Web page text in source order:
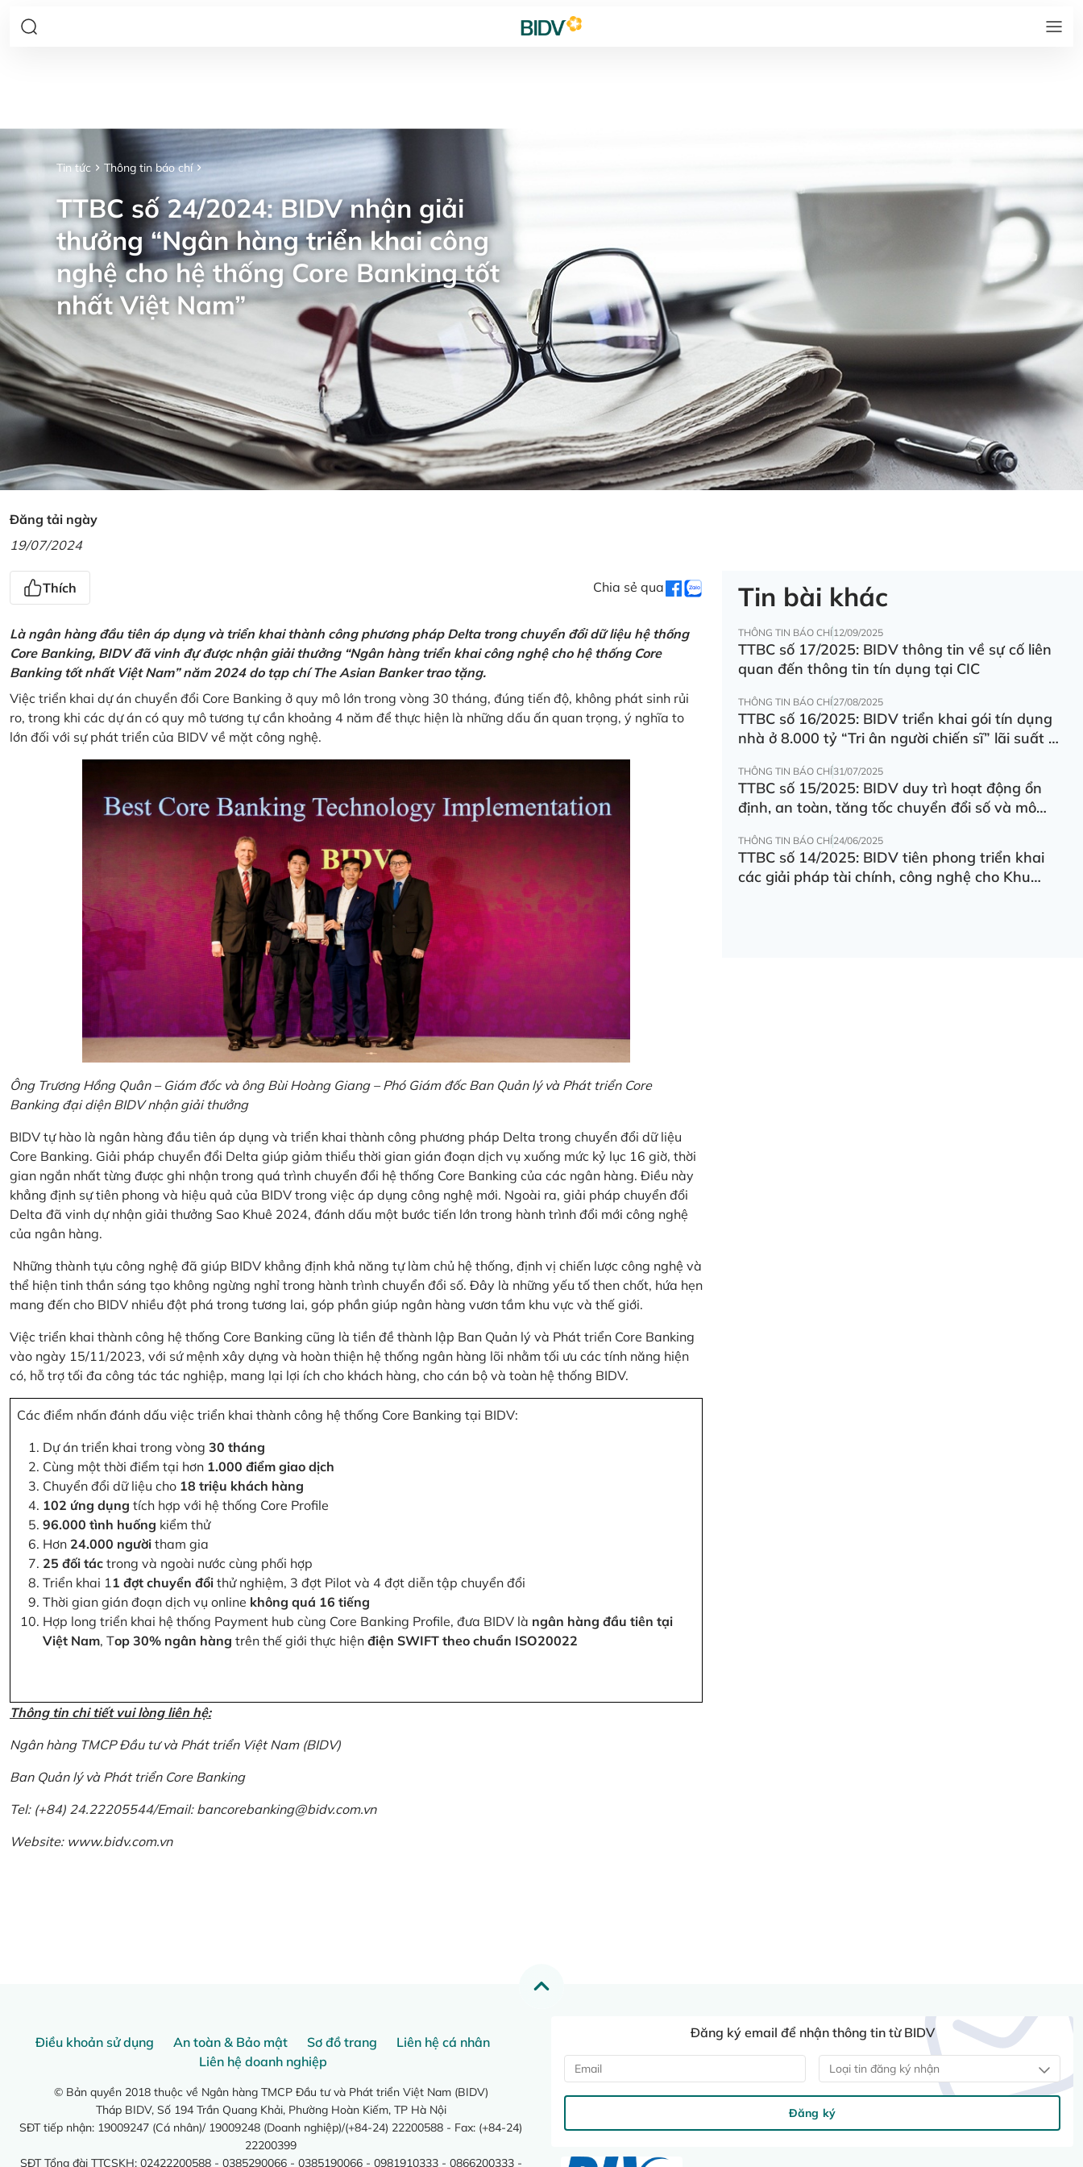
Tin tức Thông tin báo chí
TTBC số 24/2024: BIDV nhận giải
thưởng “Ngân hàng triển khai công
nghệ cho hệ thống Core Banking tốt
nhất Việt Nam”
Đăng tải ngày
19/07/2024
Thích Chia sẻ qua
Là ngân hàng đầu tiên áp dụng và triển khai thành công phương pháp Delta trong chuyển đổi dữ liệu hệ thống
Core Banking, BIDV đã vinh đự được nhận giải thưởng “Ngân hàng triển khai công nghệ cho hệ thống Core
Banking tốt nhất Việt Nam” năm 2024 do tạp chí The Asian Banker trao tặng.
Việc triển khai dự án chuyển đổi Core Banking ở quy mô lớn trong vòng 30 tháng, đúng tiến độ, không phát sinh rủi
ro, trong khi các dự án có quy mô tương tự cần khoảng 4 năm để thực hiện là những dấu ấn quan trọng, ý nghĩa to
lớn đối với sự phát triển của BIDV về mặt công nghệ.
Ông Trương Hồng Quân – Giám đốc và ông Bùi Hoàng Giang – Phó Giám đốc Ban Quản lý và Phát triển Core
Banking đại diện BIDV nhận giải thưởng
BIDV tự hào là ngân hàng đầu tiên áp dụng và triển khai thành công phương pháp Delta trong chuyển đổi dữ liệu
Core Banking. Giải pháp chuyển đổi Delta giúp giảm thiểu thời gian gián đoạn dịch vụ xuống mức kỷ lục 16 giờ, thời
gian ngắn nhất từng được ghi nhận trong quá trình chuyển đổi hệ thống Core Banking của các ngân hàng. Điều này
khẳng định sự tiên phong và hiệu quả của BIDV trong việc áp dụng công nghệ mới. Ngoài ra, giải pháp chuyển đổi
Delta đã vinh dự nhận giải thưởng Sao Khuê 2024, đánh dấu một bước tiến lớn trong hành trình đổi mới công nghệ
của ngân hàng.
Những thành tựu công nghệ đã giúp BIDV khẳng định khả năng tự làm chủ hệ thống, định vị chiến lược công nghệ và
thể hiện tinh thần sáng tạo không ngừng nghỉ trong hành trình chuyển đổi số. Đây là những yếu tố then chốt, hứa hẹn
mang đến cho BIDV nhiều đột phá trong tương lai, góp phần giúp ngân hàng vươn tầm khu vực và thế giới.
Việc triển khai thành công hệ thống Core Banking cũng là tiền đề thành lập Ban Quản lý và Phát triển Core Banking
vào ngày 15/11/2023, với sứ mệnh xây dựng và hoàn thiện hệ thống ngân hàng lõi nhằm tối ưu các tính năng hiện
có, hỗ trợ tối đa công tác tác nghiệp, mang lại lợi ích cho khách hàng, cho cán bộ và toàn hệ thống BIDV.
Các điểm nhấn đánh dấu việc triển khai thành công hệ thống Core Banking tại BIDV:
Dự án triển khai trong vòng 30 tháng
Cùng một thời điểm tại hơn 1.000 điểm giao dịch
Chuyển đổi dữ liệu cho 18 triệu khách hàng
102 ứng dụng tích hợp với hệ thống Core Profile
96.000 tình huống kiểm thử
Hơn 24.000 người tham gia
25 đối tác trong và ngoài nước cùng phối hợp
Triển khai 11 đợt chuyển đổi thử nghiệm, 3 đợt Pilot và 4 đợt diễn tập chuyển đổi
Thời gian gián đoạn dịch vụ online không quá 16 tiếng
Hợp long triển khai hệ thống Payment hub cùng Core Banking Profile, đưa BIDV là ngân hàng đầu tiên tại
Việt Nam, Top 30% ngân hàng trên thế giới thực hiện điện SWIFT theo chuẩn ISO20022
Thông tin chi tiết vui lòng liên hệ:
Ngân hàng TMCP Đầu tư và Phát triển Việt Nam (BIDV)
Ban Quản lý và Phát triển Core Banking
Tel: (+84) 24.22205544/Email: bancorebanking@bidv.com.vn
Website: www.bidv.com.vn
Tin bài khác
THÔNG TIN BÁO CHÍ12/09/2025
TTBC số 17/2025: BIDV thông tin về sự cố liên
quan đến thông tin tín dụng tại CIC
THÔNG TIN BÁO CHÍ27/08/2025
TTBC số 16/2025: BIDV triển khai gói tín dụng
nhà ở 8.000 tỷ “Tri ân người chiến sĩ” lãi suất ưu
THÔNG TIN BÁO CHÍ31/07/2025
TTBC số 15/2025: BIDV duy trì hoạt động ổn
định, an toàn, tăng tốc chuyển đổi số và mô
THÔNG TIN BÁO CHÍ24/06/2025
TTBC số 14/2025: BIDV tiên phong triển khai
các giải pháp tài chính, công nghệ cho Khu
Điều khoản sử dụng An toàn & Bảo mật Sơ đồ trang
Liên hệ cá nhân
Liên hệ doanh nghiệp
© Bản quyền 2018 thuộc về Ngân hàng TMCP Đầu tư và Phát triển Việt Nam (BIDV)
Tháp BIDV, Số 194 Trần Quang Khải, Phường Hoàn Kiếm, TP Hà Nội
SĐT tiếp nhận: 19009247 (Cá nhân)/ 19009248 (Doanh nghiệp)/(+84-24) 22200588 - Fax: (+84-24)
22200399
SĐT Tổng đài TTCSKH: 02422200588 - 0385290066 - 0385190066 - 0981910333 - 0866200333 -
Đăng ký email để nhận thông tin từ BIDV
Loại tin đăng ký nhận
Đăng ký